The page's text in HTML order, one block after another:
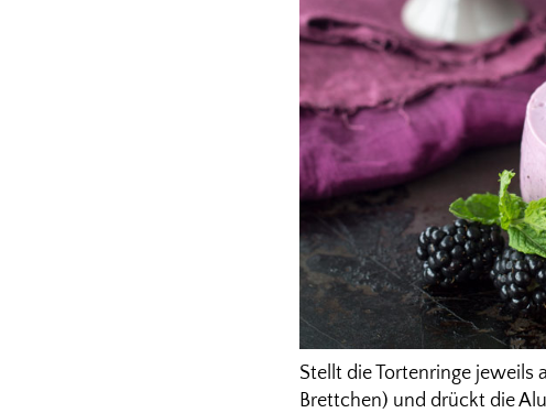
Stellt die Tortenringe jeweils
Brettchen) und drückt die